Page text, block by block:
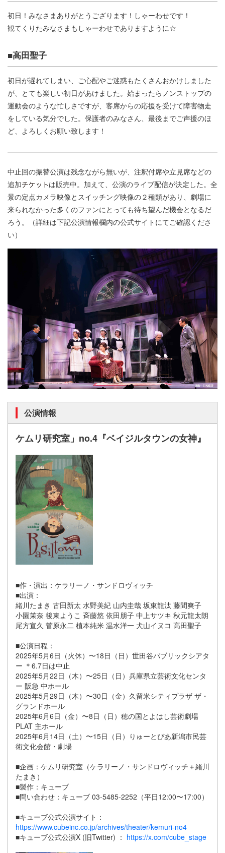
初日！みなさまありがとうござります！しゃーわせです！
観てくりたみなさまもしゃーわせでありますように☆
■高田聖子
初日が遅れてしまい、ご心配やご迷惑もたくさんおかけしました
が、とても楽しい初日があけました。始まったらノンストップの
運動会のような忙しさですが、客席からの応援を受けて障害物走
をしている気分でした。保護者のみなさん、最後までご声援のほ
ど、よろしくお願い致します！
中止回の振替公演は残念ながら無いが、注釈付席や立見席などの
追加
は販売中。加えて、公演のライブ配信が決定した。全
景の定点カメラ映像とスイッチング映像の２種類があり、劇場に
来られなかった多くのファンにとっても待ち望んだ機会となるだ
ろう。（詳細は下記公演情報欄内の公式サイトにてご確認くださ
い）
公演情報
ケムリ研究室」no.4『ベイジルタウンの女神』
■作・演出：ケラリーノ・サンドロヴィッチ
■出演：
緒川たまき 古田新太 水野美紀 山内圭哉 坂東龍汰 藤間爽子
小園茉奈 後東ようこ 斉藤悠 依田朋子 中上サツキ 秋元龍太朗
尾方宣久 菅原永二 植本純米 温水洋一 犬山イヌコ 高田聖子
■公演日程：
2025年5月6日（火休）〜18日（日）世田谷パブリックシアタ
ー ＊6.7日は中止
2025年5月22日（木）〜25日（日）兵庫県立芸術文化センタ
ー 阪急 中ホール
2025年5月29日（木）〜30日（金）久留米シティプラザ ザ・
グランドホール
2025年6月6日（金）〜8日（日）穂の国とよはし芸術劇場
PLAT 主ホール
2025年6月14日（土）〜15日（日）りゅーとぴあ新潟市民芸
術文化会館・劇場
■企画：ケムリ研究室（ケラリーノ・サンドロヴィッチ＋緒川
たまき）
■製作：キューブ
■問い合わせ：キューブ 03-5485-2252（平日12:00〜17:00）
■キューブ公式公演サイト：
https://www.cubeinc.co.jp/archives/theater/kemuri-no4
■キューブ公式公演X (旧Twitter) ： https://x.com/cube_stage